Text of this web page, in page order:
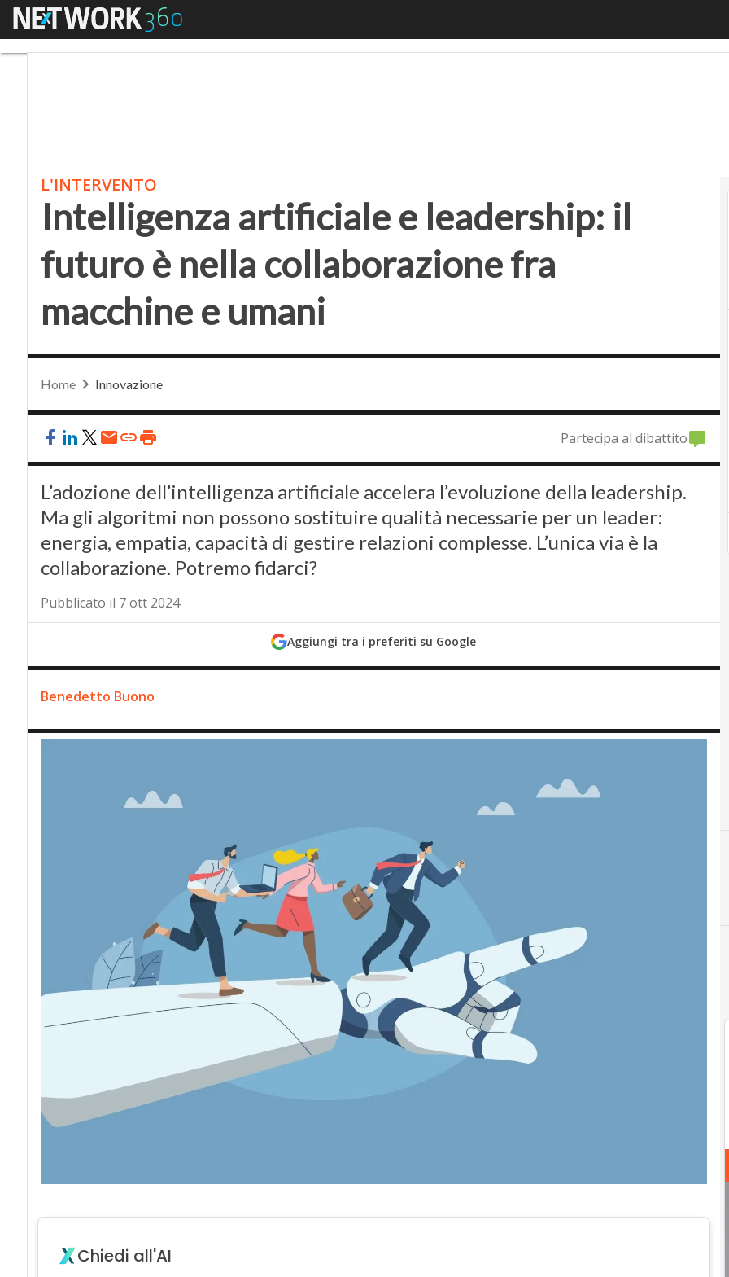
Menu
L'INTERVENTO
Intelligenza artificiale e leadership: il
futuro è nella collaborazione fra
macchine e umani
Home Innovazione
Partecipa al dibattito
L’adozione dell’intelligenza artificiale accelera l’evoluzione della leadership.
Ma gli algoritmi non possono sostituire qualità necessarie per un leader:
energia, empatia, capacità di gestire relazioni complesse. L’unica via è la
collaborazione. Potremo fidarci?
Pubblicato il 7 ott 2024
Aggiungi tra i preferiti su Google
Benedetto Buono
Chiedi all'AI